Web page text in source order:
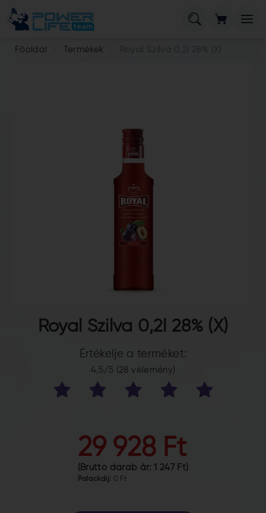
Főoldal Termékek Royal Szilva 0,2l 28% (X)
Royal Szilva 0,2l 28% (X)
Értékelje a terméket:
4,5/5 (28 vélemény)
29 928 Ft
(Bruttó darab ár: 1 247 Ft)
Palackdíj: 0 Ft